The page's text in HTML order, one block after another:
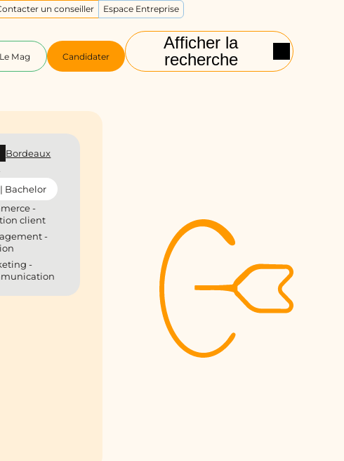
Afficher la
recherche
Le Mag Candidater
un conseiller Espace Entreprise
Bordeaux
Bachelor
-
client
-
-